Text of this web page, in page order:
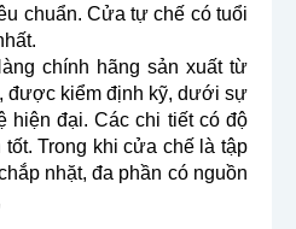
chuẩn. Cửa tự chế có tuổi
chính hãng sản xuất từ
được kiểm định kỹ, dưới sự
hiện đại. Các chi tiết có độ
tốt. Trong khi cửa chế là tập
nhặt, đa phần có nguồn